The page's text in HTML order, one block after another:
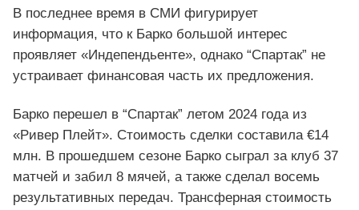
В последнее время в СМИ фигурирует
информация, что к Барко большой интерес
проявляет «Индепендьенте», однако “Спартак” не
устраивает финансовая часть их предложения.
Барко перешел в “Спартак” летом 2024 года из
«Ривер Плейт». Стоимость сделки составила €14
млн. В прошедшем сезоне Барко сыграл за клуб 37
матчей и забил 8 мячей, а также сделал восемь
результативных передач. Трансферная стоимость